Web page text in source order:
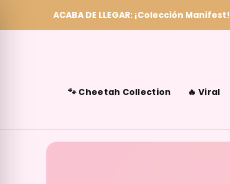
ACABA DE LLEGAR: ¡Colección Manifest!
🐾 Cheetah Collection 🔥 Viral